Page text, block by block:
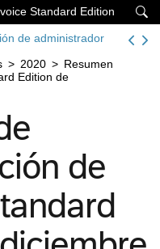

Standard Edition
de administrador
> 2020 > Resumen
Edition de
de